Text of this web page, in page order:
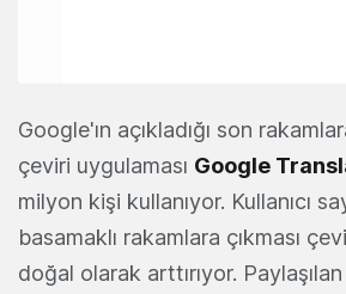
Google'ın açıkladığı son
çeviri uygulaması Google
milyon kişi kullanıyor. Kullanıcı
basamaklı rakamlara çıkması
doğal olarak arttırıyor.